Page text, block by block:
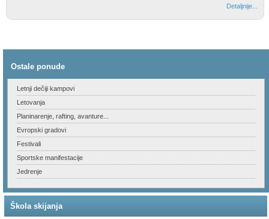
Detaljnije...
Ostale ponude
Letnji dečiji kampovi
Letovanja
Planinarenje, rafting, avanture...
Evropski gradovi
Festivali
Sportske manifestacije
Jedrenje
Škola skijanja